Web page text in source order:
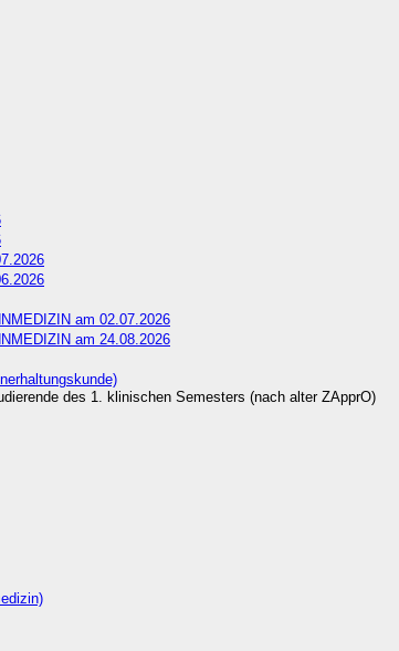
am 02.07.2026
am 24.08.2026
des 1. klinischen Semesters (nach alter ZApprO)